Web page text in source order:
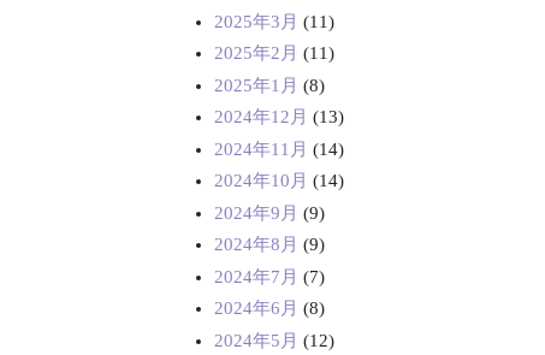
2025年3月 (11)
2025年2月 (11)
2025年1月 (8)
2024年12月 (13)
2024年11月 (14)
2024年10月 (14)
2024年9月 (9)
2024年8月 (9)
2024年7月 (7)
2024年6月 (8)
2024年5月 (12)